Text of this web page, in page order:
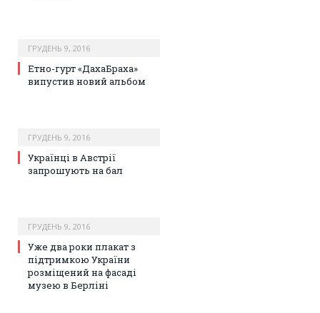
ГРУДЕНЬ 9, 2016
Етно-гурт «ДахаБраха»
випустив новий альбом
ГРУДЕНЬ 9, 2016
Українці в Австрії
запрошують на бал
ГРУДЕНЬ 9, 2016
Уже два роки плакат з
підтримкою України
розміщений на фасаді
музею в Берліні